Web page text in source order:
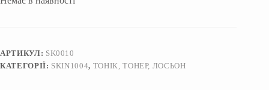
АРТИКУЛ: SK0010
КАТЕГОРІЇ: SKIN1004, ТОНІК, ТОНЕР, ЛОСЬОН